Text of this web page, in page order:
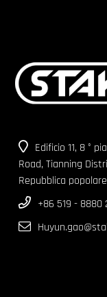
Edificio 11, 8 °
Road, Tianning
Repubblica
+86 519 - 8880